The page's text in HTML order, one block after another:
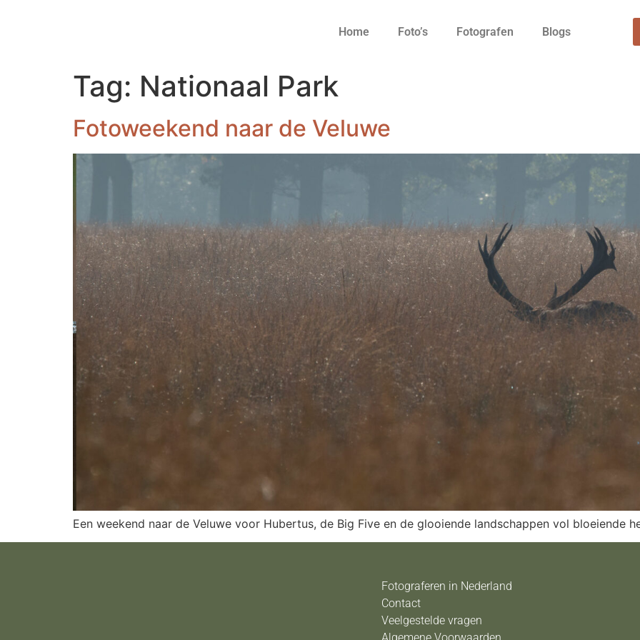
Home Foto’s Fotografen Blogs
Tag: Nationaal Park
Fotoweekend naar de Veluwe
Een weekend naar de Veluwe voor Hubertus, de Big Five en de glooiende landschappen vol bloeiende
Fotograferen in Nederland
Contact
Veelgestelde vragen